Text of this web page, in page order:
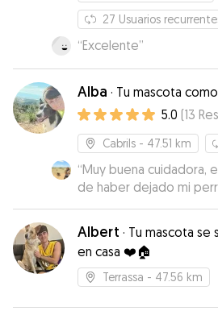
27 Usuarios
“Excelente”
Alba · Tu mascota
5.0 (13
Cabrils - 47.51 km
“Muy buena cuidadora,
de haber dejado mi
pasó genial en los
Albert · Tu mascota se
en casa ❤️🏠
Terrassa - 47.56 km